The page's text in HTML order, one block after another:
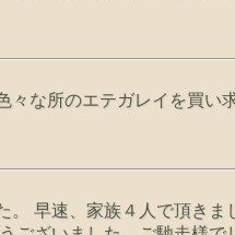
々な所のエテガレイを買い
。 早速、家族４人で頂き